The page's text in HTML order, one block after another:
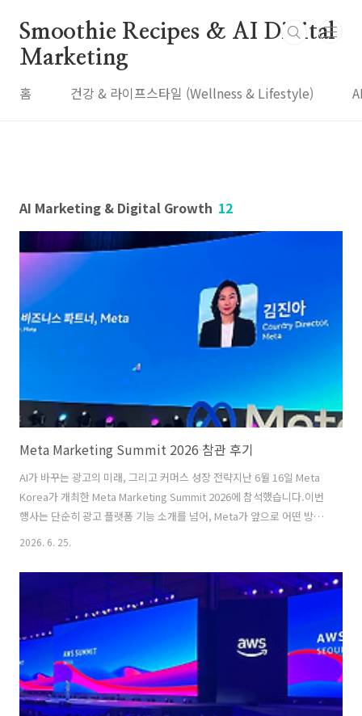
Smoothie Recipes & AI Digital
Marketing
홈 건강 & 라이프스타일 (Wellness & Lifestyle)
AI Marketing & Digital Growth 12
Meta Marketing Summit 2026 참관 후기
AI가 바꾸는 광고의 미래, 그리고 커머스 성장 전략지난 6월 16일 Meta
Korea가 개최한 Meta Marketing Summit 2026에 참석했습니다.이번
행사는 단순히 광고 플랫폼 기능 소개를 넘어, Meta가 앞으로 어떤 방향
으로 광고·커머스·AI를 발전시켜 나갈 것인지 확인할 수 있는 자리였습
니다.✅ AI✅ Catalog Commerce✅ Creator Marketing1. 카탈로그가
여는 새로운 커머스의 시대Meta는 "카탈로그가 여는 새로운 커머스의
시대"를 주제로 발표를 시작했습니다.과거에는 소비자가 광고를 보고 별
도의 쇼핑몰로 이동해 상품을 검색하고 구매해야 했지만, 이제는 Meta
플랫폼 내에서 발견부터 구매까지..
2026. 6. 25.